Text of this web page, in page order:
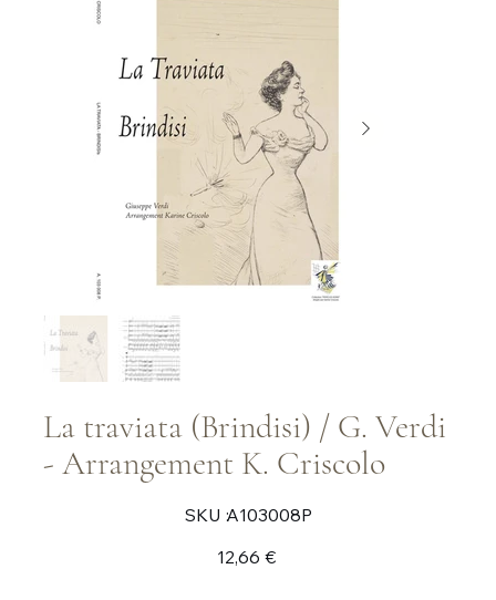
La traviata (Brindisi) / G. Verdi
- Arrangement K. Criscolo
SKU :SKU
A103008P
A103008P
12,66 €